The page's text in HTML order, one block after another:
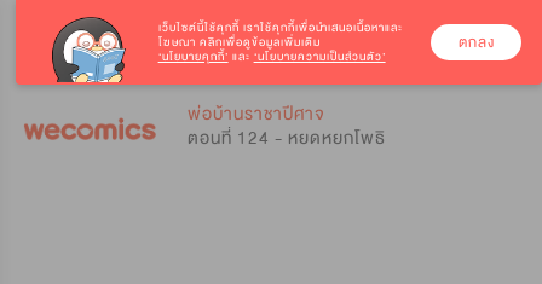
พ่อบ้านราชาปีศาจ
ตอนที่ 124 - หยดหยกโพธิ
เว็บไซต์นี้ใช้คุกกี้ เราใช้คุกกี้เพื่อนำเสนอเนื้อหาและ
โฆษณา คลิกเพื่อดูข้อมูลเพิ่มเติม
‘นโยบายคุกกี้’ และ ‘นโยบายความเป็นส่วนตัว’
ตกลง